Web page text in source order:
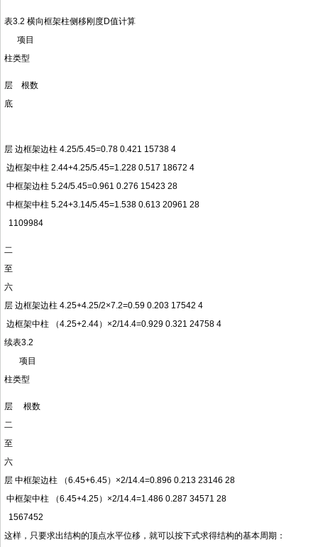
表3.2 横向框架柱侧移刚度D值计算
项目
柱类型
层 根数
底
层 边框架边柱 4.25/5.45=0.78 0.421 15738 4
边框架中柱 2.44+4.25/5.45=1.228 0.517 18672 4
中框架边柱 5.24/5.45=0.961 0.276 15423 28
中框架中柱 5.24+3.14/5.45=1.538 0.613 20961 28
1109984
二
至
六
层 边框架边柱 4.25+4.25/2×7.2=0.59 0.203 17542 4
边框架中柱 （4.25+2.44）×2/14.4=0.929 0.321 24758 4
续表3.2
项目
柱类型
层 根数
二
至
六
层 中框架边柱 （6.45+6.45）×2/14.4=0.896 0.213 23146 28
中框架中柱 （6.45+4.25）×2/14.4=1.486 0.287 34571 28
1567452
这样，只要求出结构的顶点水平位移，就可以按下式求得结构的基本周期：